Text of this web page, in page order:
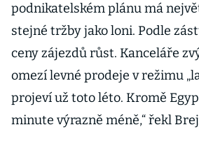
podnikatelském plánu má
stejné tržby jako loni. Podle
ceny zájezdů růst. Kanceláře
omezí levné prodeje v režimu
projeví už toto léto. Kromě
minute výrazně méně,“ řekl